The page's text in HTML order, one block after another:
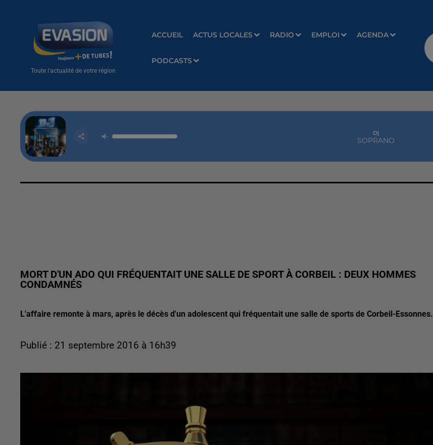
Toute l'actualité de votre région
ACCUEIL ACTUS LOCALES RADIO EMPLOI AGENDA
PODCASTS
Dj
SOPRANO
MORT D'UN ADO QUI FRÉQUENTAIT UNE SALLE DE SPORT À CORBEIL : DEUX HOMMES
CONDAMNÉS
L'affaire remonte à mars, après le décès d'un adolescent qui fréquentait une salle de sports de Corbeil-Essonnes.
Publié : 21 septembre 2016 à 16h39